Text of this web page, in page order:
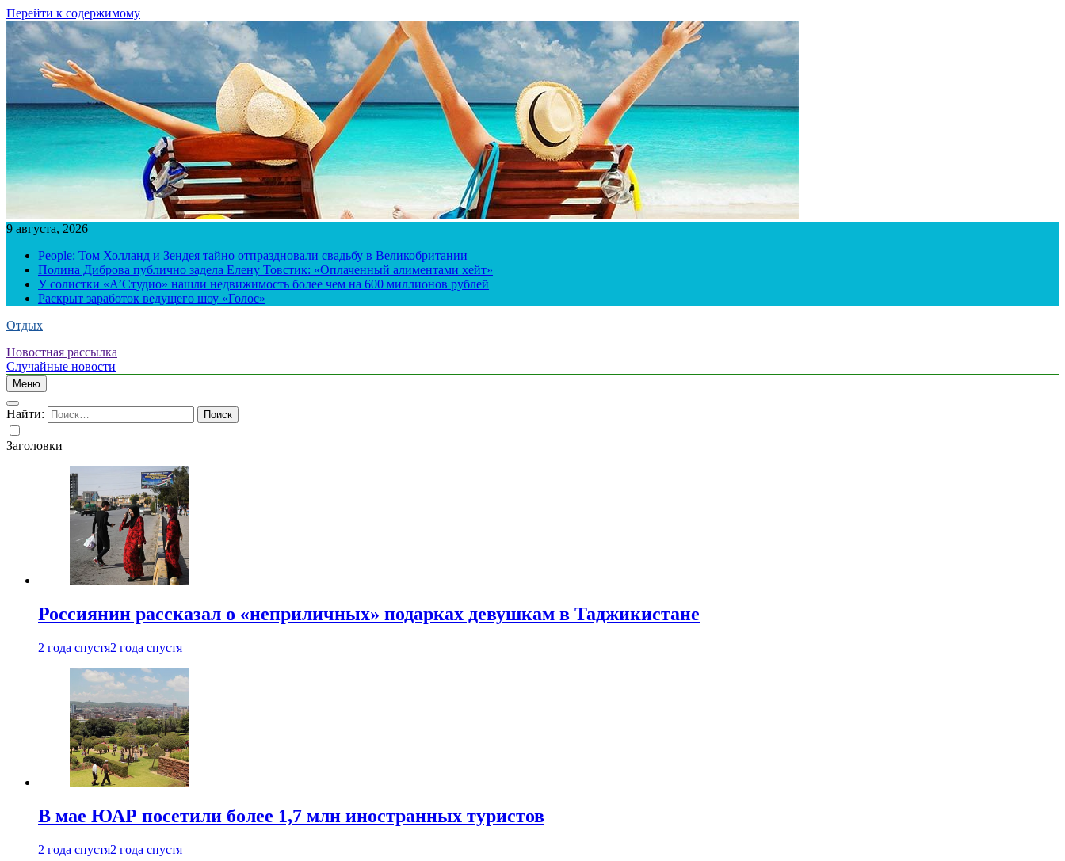
Перейти к содержимому
9 августа, 2026
People: Том Холланд и Зендея тайно отпраздновали свадьбу в Великобритании
Полина Диброва публично задела Елену Товстик: «Оплаченный алиментами хейт»
У солистки «А’Студио» нашли недвижимость более чем на 600 миллионов рублей
Раскрыт заработок ведущего шоу «Голос»
Отдых
Новостная рассылка
Случайные новости
Меню
Найти:
Заголовки
Россиянин рассказал о «неприличных» подарках девушкам в Таджикистане
2 года спустя2 года спустя
В мае ЮАР посетили более 1,7 млн иностранных туристов
2 года спустя2 года спустя